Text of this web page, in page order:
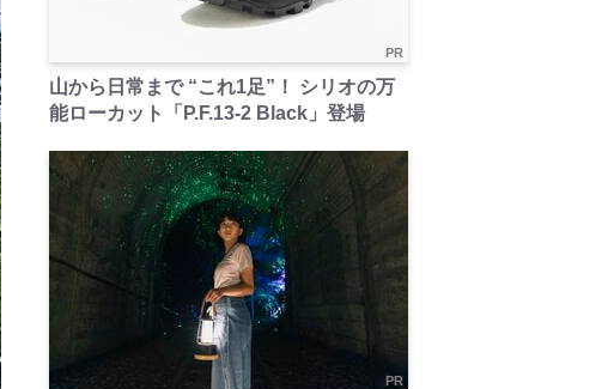
PR
山から日常まで “これ1足”！ シリオの万
能ローカット「P.F.13-2 Black」登場
PR